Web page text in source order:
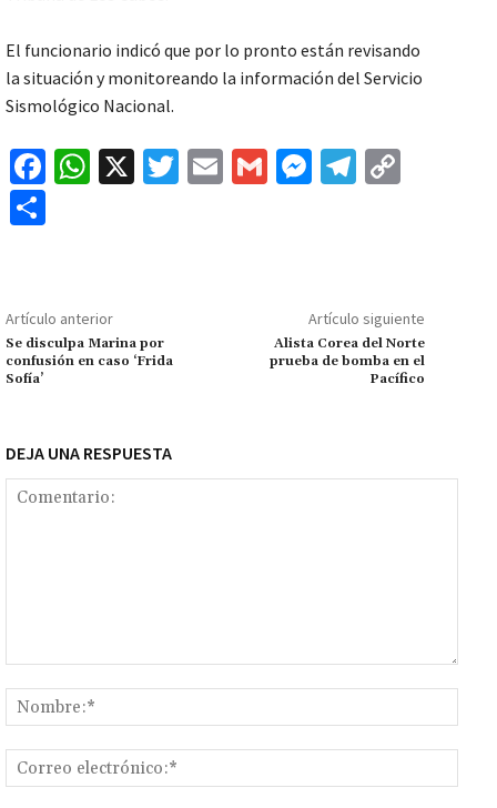
El funcionario indicó que por lo pronto están revisando
la situación y monitoreando la información del Servicio
Sismológico Nacional.
Fa
o
k
W
p
p
X
T
E
G
M
ge
r
Te
m Li
n
k
p
ar
Artículo anterior
Se disculpa Marina por
confusión en caso ‘Frida
Sofía’
Artículo siguiente
Alista Corea del Norte
prueba de bomba en el
Pacífico
DEJA UNA RESPUESTA